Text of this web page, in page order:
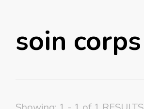
soin corps